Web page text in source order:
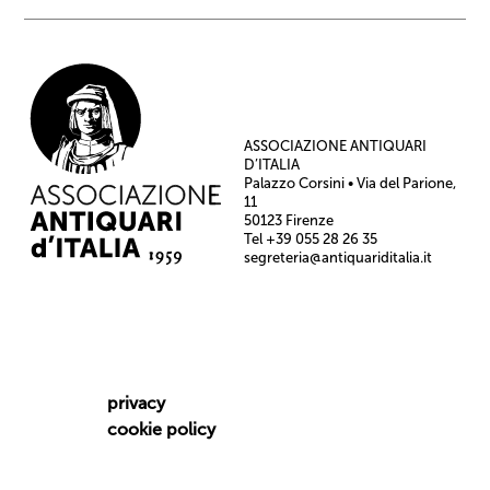
ASSOCIAZIONE ANTIQUARI
D’ITALIA
Palazzo Corsini • Via del Parione,
11
50123 Firenze
Tel +39 055 28 26 35
segreteria@antiquariditalia.it
privacy
cookie policy